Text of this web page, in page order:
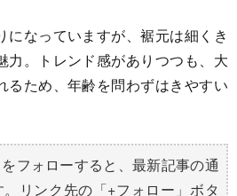
になっていますが、裾元は細くき
力。トレンド感がありつつも、大
るため、年齢を問わずはきやすい
をフォローすると、最新記事の通
リンク先の「+フォロー」ボタ